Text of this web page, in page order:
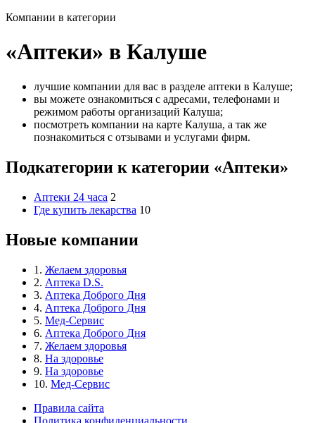
Компании в категории
«Аптеки» в Калуше
лучшие компании для вас в разделе аптеки в Калуше;
вы можете ознакомиться с адресами, телефонами и
режимом работы организаций Калуша;
посмотреть компании на карте Калуша, а так же
познакомиться с отзывами и услугами фирм.
Подкатегории к категории «Аптеки»
Аптеки 24 часа 2
Где купить лекарства 10
Новые компании
1. Желаем здоровья
2. Аптека D.S.
3. Аптека Доброго Дня
4. Аптека Доброго Дня
5. Мед-Сервис
6. Аптека Доброго Дня
7. Желаем здоровья
8. На здоровье
9. На здоровье
10. Мед-Сервис
Правила сайта
Политика конфиденциальности